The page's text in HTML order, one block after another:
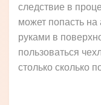
следствие в
может попасть на
руками в
пользоваться
столько сколько